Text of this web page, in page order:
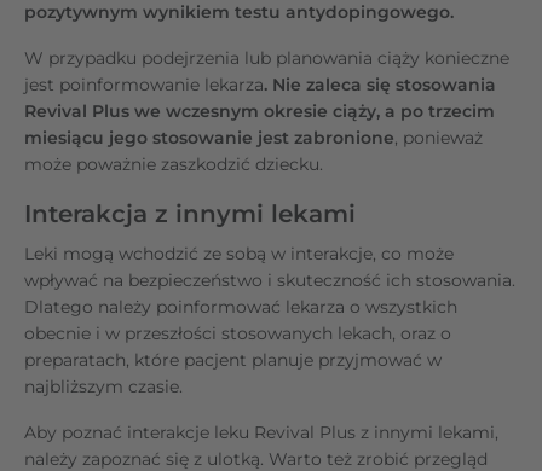
pozytywnym wynikiem testu antydopingowego.
W przypadku podejrzenia lub planowania ciąży konieczne
jest poinformowanie lekarza. Nie zaleca się stosowania
Revival Plus we wczesnym okresie ciąży, a po trzecim
miesiącu jego stosowanie jest zabronione, ponieważ
może poważnie zaszkodzić dziecku.
Interakcja z innymi lekami
Leki mogą wchodzić ze sobą w interakcje, co może
wpływać na bezpieczeństwo i skuteczność ich stosowania.
Dlatego należy poinformować lekarza o wszystkich
obecnie i w przeszłości stosowanych lekach, oraz o
preparatach, które pacjent planuje przyjmować w
najbliższym czasie.
Aby poznać interakcje leku Revival Plus z innymi lekami,
należy zapoznać się z ulotką. Warto też zrobić przegląd